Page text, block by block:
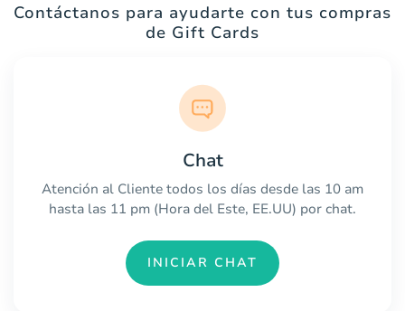
Contáctanos para ayudarte con tus compras
de Gift Cards
Chat
Atención al Cliente todos los días desde las 10 am
hasta las 11 pm (Hora del Este, EE.UU) por chat.
INICIAR CHAT